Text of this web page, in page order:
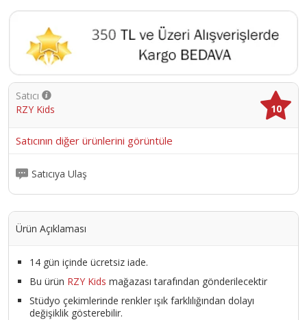
Satıcı
RZY Kids
10
Satıcının diğer ürünlerini görüntüle
Satıcıya Ulaş
Ürün Açıklaması
14 gün içinde ücretsiz iade.
Bu ürün RZY Kids mağazası tarafından gönderilecektir
Stüdyo çekimlerinde renkler ışık farklılığından dolayı
değişiklik gösterebilir.